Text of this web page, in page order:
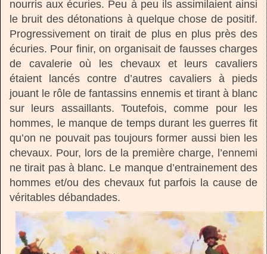
nourris aux écuries. Peu à peu ils assimilaient ainsi
le bruit des détonations à quelque chose de positif.
Progressivement on tirait de plus en plus près des
écuries. Pour finir, on organisait de fausses charges
de cavalerie où les chevaux et leurs cavaliers
étaient lancés contre d’autres cavaliers à pieds
jouant le rôle de fantassins ennemis et tirant à blanc
sur leurs assaillants. Toutefois, comme pour les
hommes, le manque de temps durant les guerres fit
qu’on ne pouvait pas toujours former aussi bien les
chevaux. Pour, lors de la première charge, l’ennemi
ne tirait pas à blanc. Le manque d’entrainement des
hommes et/ou des chevaux fut parfois la cause de
véritables débandades.